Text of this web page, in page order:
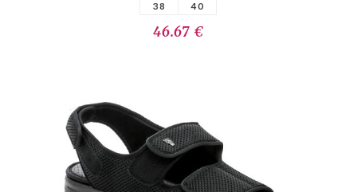
38 40
46.67 €